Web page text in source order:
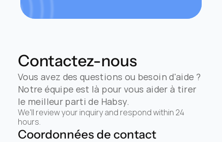
Contactez-nous
Vous avez des questions ou besoin d'aide ?
Notre équipe est là pour vous aider à tirer
le meilleur parti de Habsy.
We'll review your inquiry and respond within 24
hours.
Coordonnées de contact